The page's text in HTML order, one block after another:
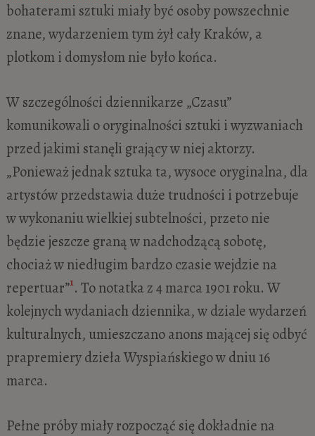
bohaterami sztuki miały być osoby powszechnie
znane, wydarzeniem tym żył cały Kraków, a
plotkom i domysłom nie było końca.
W szczególności dziennikarze „Czasu”
komunikowali o oryginalności sztuki i wyzwaniach
przed jakimi stanęli grający w niej aktorzy.
„Ponieważ jednak sztuka ta, wysoce oryginalna, dla
artystów przedstawia duże trudności i potrzebuje
w wykonaniu wielkiej subtelności, przeto nie
będzie jeszcze graną w nadchodzącą sobotę,
chociaż w niedługim bardzo czasie wejdzie na
repertuar”1. To notatka z 4 marca 1901 roku. W
kolejnych wydaniach dziennika, w dziale wydarzeń
kulturalnych, umieszczano anons mającej się odbyć
prapremiery dzieła Wyspiańskiego w dniu 16
marca.
Pełne próby miały rozpocząć się dokładnie na